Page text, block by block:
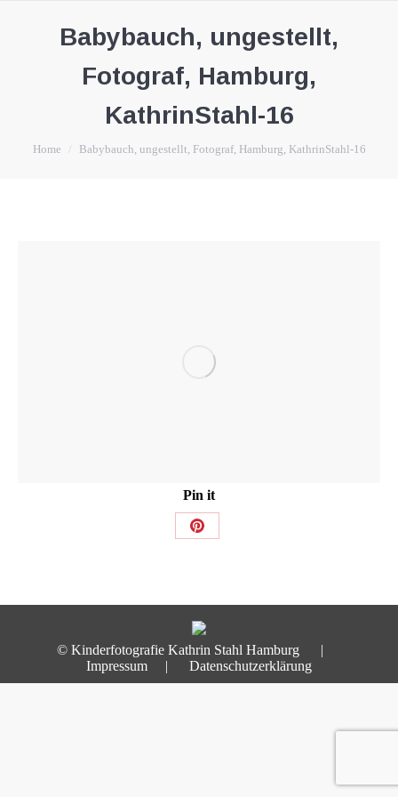
Babybauch, ungestellt,
Fotograf, Hamburg,
KathrinStahl-16
You are here:
Home Babybauch, ungestellt, Fotograf, Hamburg, KathrinStahl-16
Pin it
Share
© Kinderfotografie Kathrin Stahl Hamburg |
Impressum | Datenschutzerklärung